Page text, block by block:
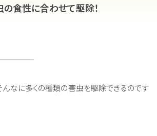
食性に合わせて駆除！
んなに多くの種類の害虫を駆除できるのです